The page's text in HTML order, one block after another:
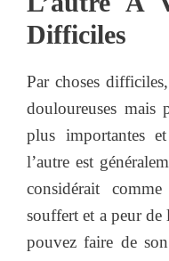
Difficiles
Par choses
douloureuses mais
plus importantes
l’autre est
considérait
souffert et a peur
pouvez faire de